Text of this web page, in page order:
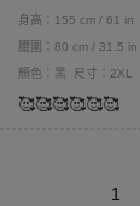
身高：155 cm / 61 in
腰圍：80 cm / 31.5 in
顏色：黑
尺寸：2XL
🥰🥰🥰🥰🥰🥰
1